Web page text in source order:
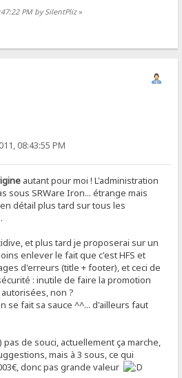
PM by SilentPliz»
08:43:55 PM
autant pour moi ! L'administration
sous SRWare Iron... étrange mais
détail plus tard sur tous les
et plus tard je proposerai sur un
enlever le fait que c'est HFS et
d'erreurs (title + footer), et ceci de
: inutile de faire la promotion
non ?
se fait sa sauce ^^... d'ailleurs faut
pas de souci, actuellement ça marche,
mais à 3 sous, ce qui
donc pas grande valeur